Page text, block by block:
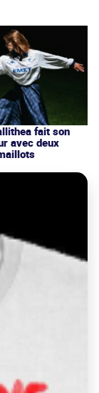
fait son
avec deux